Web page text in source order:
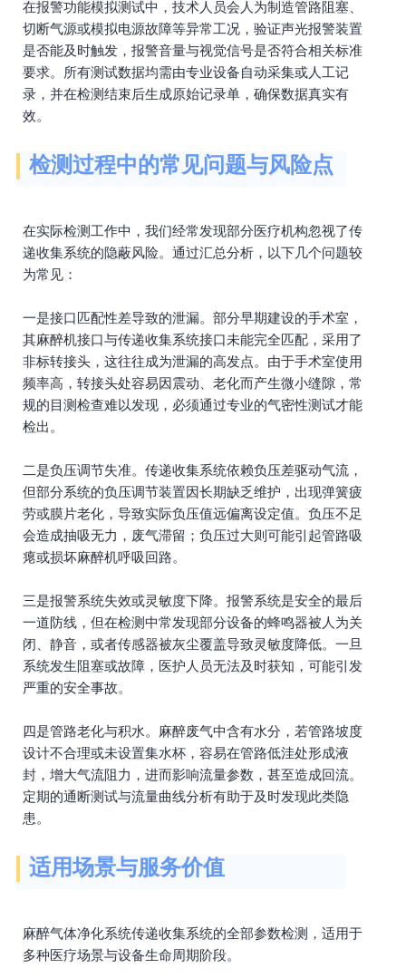
在报警功能模拟测试中，技术人员会人为制造管路阻塞、
切断气源或模拟电源故障等异常工况，验证声光报警装置
是否能及时触发，报警音量与视觉信号是否符合相关标准
要求。所有测试数据均需由专业设备自动采集或人工记
录，并在检测结束后生成原始记录单，确保数据真实有
效。
检测过程中的常见问题与风险点
在实际检测工作中，我们经常发现部分医疗机构忽视了传
递收集系统的隐蔽风险。通过汇总分析，以下几个问题较
为常见：
一是接口匹配性差导致的泄漏。部分早期建设的手术室，
其麻醉机接口与传递收集系统接口未能完全匹配，采用了
非标转接头，这往往成为泄漏的高发点。由于手术室使用
频率高，转接头处容易因震动、老化而产生微小缝隙，常
规的目测检查难以发现，必须通过专业的气密性测试才能
检出。
二是负压调节失准。传递收集系统依赖负压差驱动气流，
但部分系统的负压调节装置因长期缺乏维护，出现弹簧疲
劳或膜片老化，导致实际负压值远偏离设定值。负压不足
会造成抽吸无力，废气滞留；负压过大则可能引起管路吸
瘪或损坏麻醉机呼吸回路。
三是报警系统失效或灵敏度下降。报警系统是安全的最后
一道防线，但在检测中常发现部分设备的蜂鸣器被人为关
闭、静音，或者传感器被灰尘覆盖导致灵敏度降低。一旦
系统发生阻塞或故障，医护人员无法及时获知，可能引发
严重的安全事故。
四是管路老化与积水。麻醉废气中含有水分，若管路坡度
设计不合理或未设置集水杯，容易在管路低洼处形成液
封，增大气流阻力，进而影响流量参数，甚至造成回流。
定期的通断测试与流量曲线分析有助于及时发现此类隐
患。
适用场景与服务价值
麻醉气体净化系统传递收集系统的全部参数检测，适用于
多种医疗场景与设备生命周期阶段。